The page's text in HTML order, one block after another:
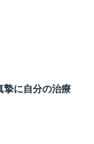
摯に自分の治療